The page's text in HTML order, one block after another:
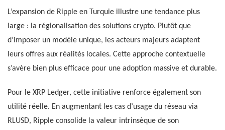
L’expansion de Ripple en Turquie illustre une tendance plus
large : la régionalisation des solutions crypto. Plutôt que
d’imposer un modèle unique, les acteurs majeurs adaptent
leurs offres aux réalités locales. Cette approche contextuelle
s’avère bien plus efficace pour une adoption massive et durable.
Pour le XRP Ledger, cette initiative renforce également son
utilité réelle. En augmentant les cas d’usage du réseau via
RLUSD, Ripple consolide la valeur intrinsèque de son